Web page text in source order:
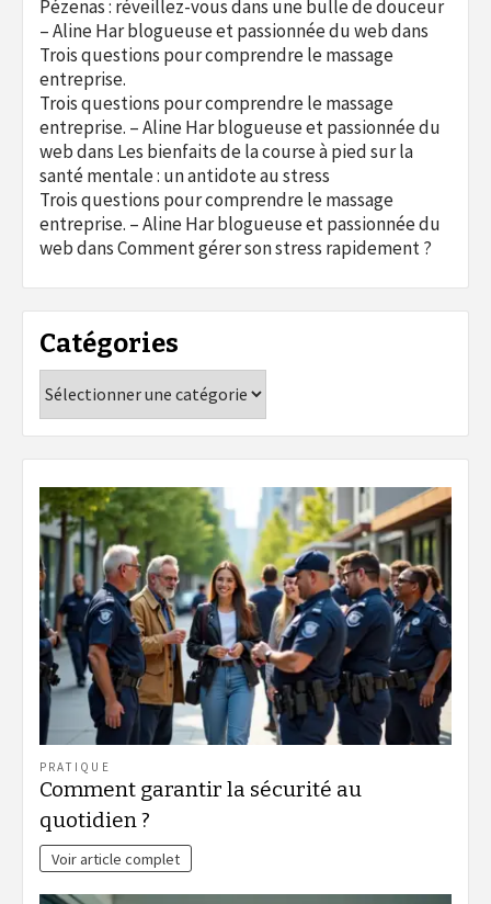
Pézenas : réveillez-vous dans une bulle de douceur
– Aline Har blogueuse et passionnée du webdans
Trois questions pour comprendre le massage
entreprise.
Trois questions pour comprendre le massage
entreprise. – Aline Har blogueuse et passionnée du
webdans Les bienfaits de la course à pied sur la
santé mentale : un antidote au stress
Trois questions pour comprendre le massage
entreprise. – Aline Har blogueuse et passionnée du
webdansComment gérer son stress rapidement ?
Catégories
PRATIQUE
Comment garantir la sécurité au
quotidien ?
Voir article complet